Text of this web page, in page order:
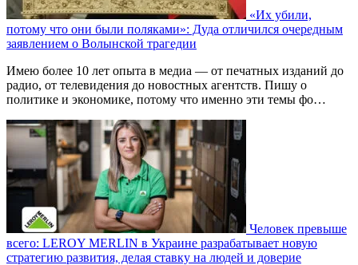
«Их убили,
потому что они были поляками»: Дуда отличился очередным
заявлением о Волынской трагедии
Имею более 10 лет опыта в медиа — от печатных изданий до
радио, от телевидения до новостных агентств. Пишу о
политике и экономике, потому что именно эти темы фо…
Человек превыше
всего: LEROY MERLIN в Украине разрабатывает новую
стратегию развития, делая ставку на людей и доверие